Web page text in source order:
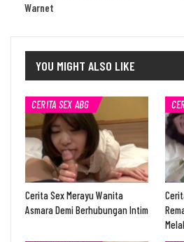
Warnet
YOU MIGHT ALSO LIKE
CERITA SEX ABG
Cerita Sex Merayu Wanita
Asmara Demi Berhubungan Intim